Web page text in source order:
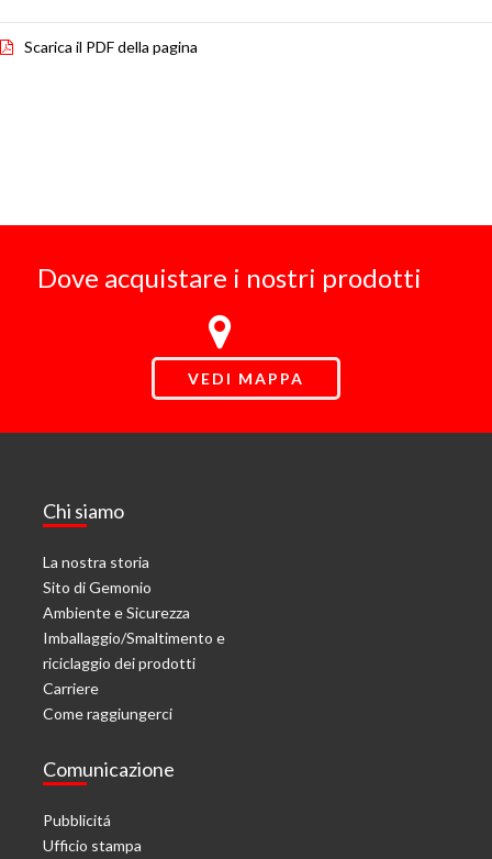
Scarica il PDF della pagina
Dove acquistare i nostri prodotti
VEDI MAPPA
Chi siamo
La nostra storia
Sito di Gemonio
Ambiente e Sicurezza
Imballaggio/Smaltimento e
riciclaggio dei prodotti
Carriere
Come raggiungerci
Comunicazione
Pubblicitá
Ufficio stampa